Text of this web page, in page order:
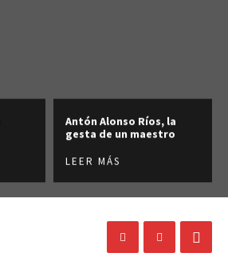
Antón Alonso Ríos, la
gesta de un maestro
LEER MÁS